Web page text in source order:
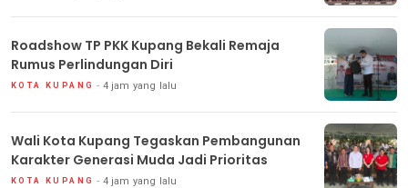
Roadshow TP PKK Kupang Bekali Remaja
Rumus Perlindungan Diri
KOTA KUPANG 4 jam yang lalu
Wali Kota Kupang Tegaskan Pembangunan
Karakter Generasi Muda Jadi Prioritas
KOTA KUPANG 4 jam yang lalu